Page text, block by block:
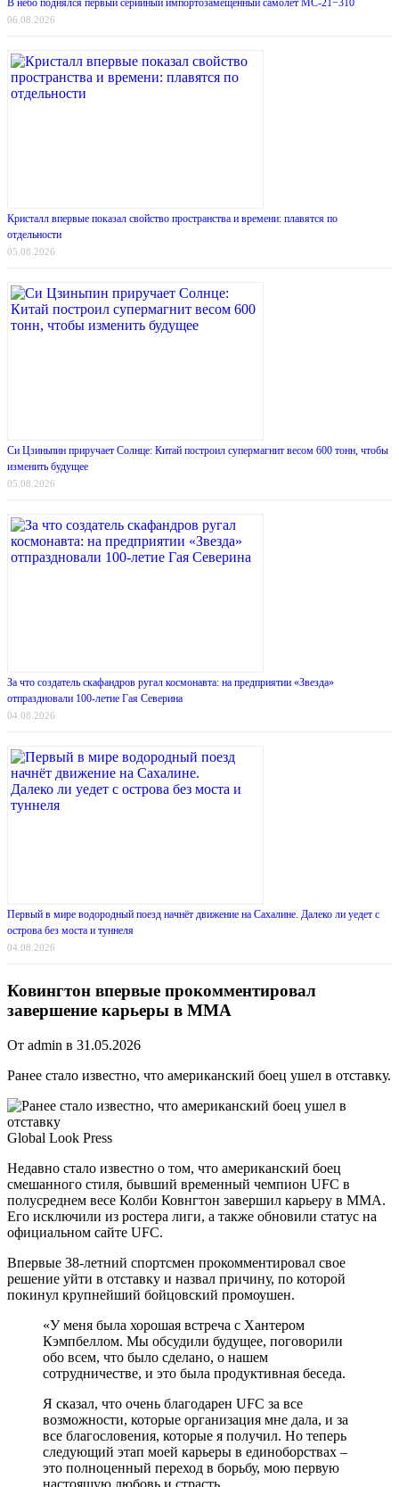
В небо поднялся первый серийный импортозамещенный самолет МС-21−310
06.08.2026
Кристалл впервые показал свойство пространства и времени: плавятся по
отдельности
05.08.2026
Си Цзиньпин приручает Солнце: Китай построил супермагнит весом 600 тонн, чтобы
изменить будущее
05.08.2026
За что создатель скафандров ругал космонавта: на предприятии «Звезда»
отпраздновали 100-летие Гая Северина
04.08.2026
Первый в мире водородный поезд начнёт движение на Сахалине. Далеко ли уедет с
острова без моста и туннеля
04.08.2026
Ковингтон впервые прокомментировал
завершение карьеры в ММА
От admin в 31.05.2026
Ранее стало известно, что американский боец ушел в отставку.
Global Look Press
Недавно стало известно о том, что американский боец
смешанного стиля, бывший временный чемпион UFC в
полусреднем весе Колби Ковнгтон завершил карьеру в ММА.
Его исключили из ростера лиги, а также обновили статус на
официальном сайте UFC.
Впервые 38-летний спортсмен прокомментировал свое
решение уйти в отставку и назвал причину, по которой
покинул крупнейший бойцовский промоушен.
«У меня была хорошая встреча с Хантером
Кэмпбеллом. Мы обсудили будущее, поговорили
обо всем, что было сделано, о нашем
сотрудничестве, и это была продуктивная беседа.
Я сказал, что очень благодарен UFC за все
возможности, которые организация мне дала, и за
все благословения, которые я получил. Но теперь
следующий этап моей карьеры в единоборствах –
это полноценный переход в борьбу, мою первую
настоящую любовь и страсть.